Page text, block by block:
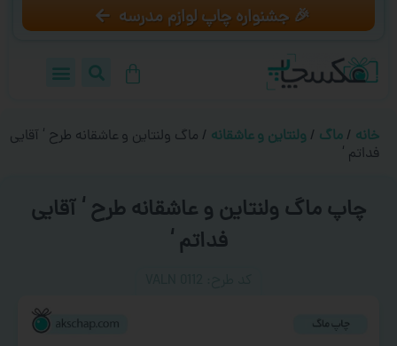
🎉 جشنواره چاپ لوازم مدرسه
خانه / ماگ / ولنتاین و عاشقانه / ماگ ولنتاین و عاشقانه طرح ‘ آقایی
فداتم ‘
چاپ ماگ ولنتاین و عاشقانه طرح ‘ آقایی
فداتم ‘